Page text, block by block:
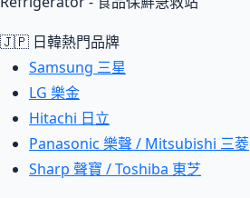
🇯🇵 日韓熱門品牌
Samsung 三星
LG 樂金
Hitachi 日立
Panasonic 樂聲 / Mitsubishi 三菱
Sharp 聲寶 / Toshiba 東芝